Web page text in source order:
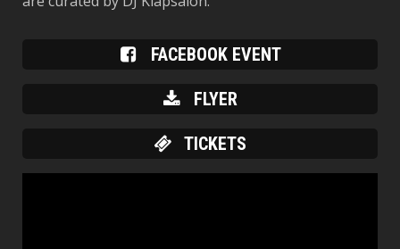
FACEBOOK EVENT
FLYER
TICKETS